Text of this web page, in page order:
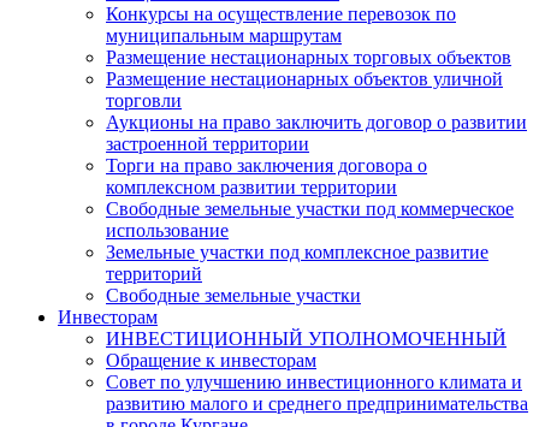
Конкурсы на осуществление перевозок по
муниципальным маршрутам
Размещение нестационарных торговых объектов
Размещение нестационарных объектов уличной
торговли
Аукционы на право заключить договор о развитии
застроенной территории
Торги на право заключения договора о
комплексном развитии территории
Свободные земельные участки под коммерческое
использование
Земельные участки под комплексное развитие
территорий
Свободные земельные участки
Инвесторам
ИНВЕСТИЦИОННЫЙ УПОЛНОМОЧЕННЫЙ
Обращение к инвесторам
Совет по улучшению инвестиционного климата и
развитию малого и среднего предпринимательства